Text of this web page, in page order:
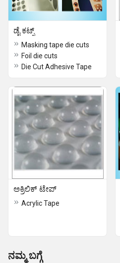
ಡೈ ಕಟ್ಸ್
Masking tape die cuts
Foil die cuts
Die Cut Adhesive Tape
ಅಕ್ರಿಲಿಕ್ ಟೇಪ್
Acrylic Tape
ನಮ್ಮ ಬಗ್ಗೆ